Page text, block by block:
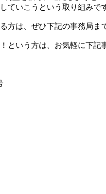
ていこうという取り組みで
方は、ぜひ下記の事務局ま
いう方は、お気軽に下記